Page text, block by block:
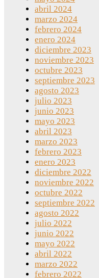
abril 2024
marzo 2024
febrero 2024
enero 2024
diciembre 2023
noviembre 2023
octubre 2023
septiembre 2023
agosto 2023
julio 2023
junio 2023
mayo 2023
abril 2023
marzo 2023
febrero 2023
enero 2023
diciembre 2022
noviembre 2022
octubre 2022
septiembre 2022
agosto 2022
julio 2022
junio 2022
mayo 2022
abril 2022
marzo 2022
febrero 2022